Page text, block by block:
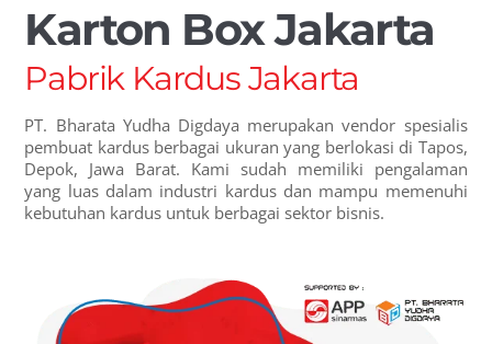
Karton Box Jakarta
Pabrik Kardus Jakarta
PT. Bharata Yudha Digdaya merupakan vendor spesialis
pembuat kardus berbagai ukuran yang berlokasi di Tapos,
Depok, Jawa Barat. Kami sudah memiliki pengalaman
yang luas dalam industri kardus dan mampu memenuhi
kebutuhan kardus untuk berbagai sektor bisnis.